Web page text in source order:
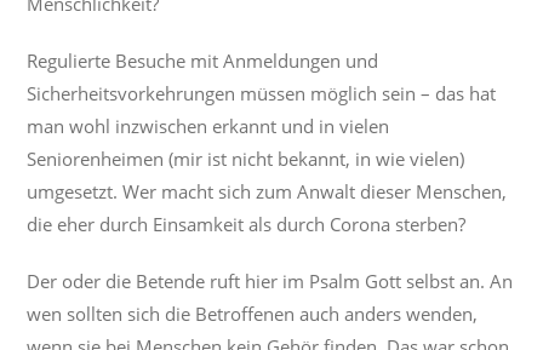
Regulierte Besuche mit Anmeldungen und
Sicherheitsvorkehrungen müssen möglich sein – das hat
man wohl inzwischen erkannt und in vielen
Seniorenheimen (mir ist nicht bekannt, in wie vielen)
umgesetzt. Wer macht sich zum Anwalt dieser Menschen,
die eher durch Einsamkeit als durch Corona sterben?
Der oder die Betende ruft hier im Psalm Gott selbst an. An
wen sollten sich die Betroffenen auch anders wenden,